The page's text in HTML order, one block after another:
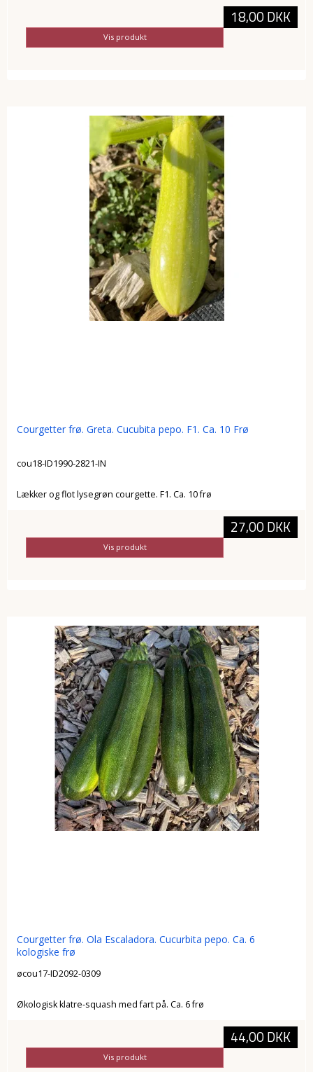
18,00 DKK
Vis produkt
Courgetter frø. Greta. Cucubita pepo. F1. Ca. 10 Frø
cou18-ID1990-2821-IN
Lækker og flot lysegrøn courgette. F1. Ca. 10 frø
27,00 DKK
Vis produkt
Courgetter frø. Ola Escaladora. Cucurbita pepo. Ca. 6
kologiske frø
øcou17-ID2092-0309
Økologisk klatre-squash med fart på. Ca. 6 frø
44,00 DKK
Vis produkt